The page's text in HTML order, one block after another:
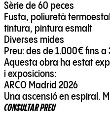
Sèrie de 60 peces
Fusta, poliuretà
tintura, pintura esmalt
Diverses mides
Preu: des de 1.000€ fins a
Aquesta obra ha estat
i exposicions:
ARCO Madrid 2026
Una ascensió en espiral.
CONSULTAR PREU